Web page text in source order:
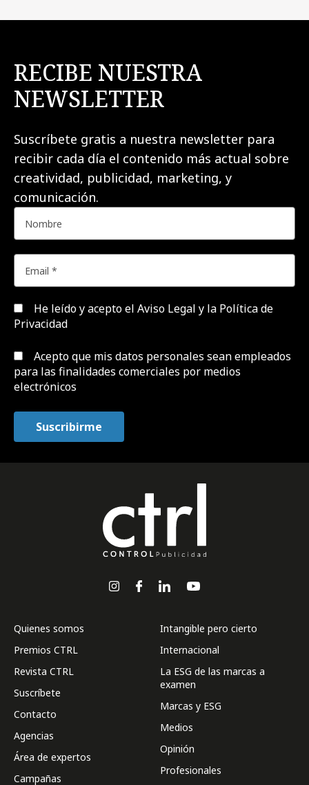
RECIBE NUESTRA
NEWSLETTER
Suscríbete gratis a nuestra newsletter para
recibir cada día el contenido más actual sobre
creatividad, publicidad, marketing, y
comunicación.
He leído y acepto el Aviso Legal y la Política de
Privacidad
Acepto que mis datos personales sean empleados
para las finalidades comerciales por medios
electrónicos
Quienes somos
Premios CTRL
Revista CTRL
Suscríbete
Contacto
Agencias
Área de expertos
Campañas
Intangible pero cierto
Internacional
La ESG de las marcas a
examen
Marcas y ESG
Medios
Opinión
Profesionales